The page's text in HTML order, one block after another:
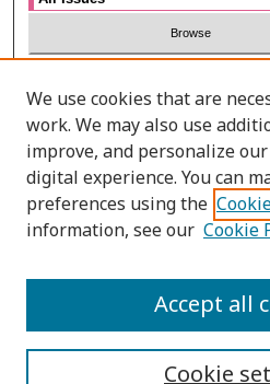
Search
Enter search terms:
We use cookies that are
work. We may also use
improve, and personalize
digital experience. You can
preferences using the
information, see our Cookie
Cookie
Accept all